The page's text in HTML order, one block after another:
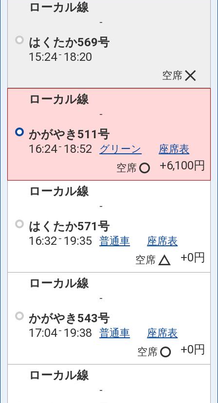
ローカル線
-
はくたか569号
15:24 18:20
空席
ローカル線
-
かがやき511号
16:24 18:52 グリーン
座席表
空席
+6,100円
ローカル線
-
はくたか571号
16:32 19:35 普通車
座席表
空席
+0円
ローカル線
-
かがやき543号
17:04 19:38 普通車
座席表
空席
+0円
ローカル線
-